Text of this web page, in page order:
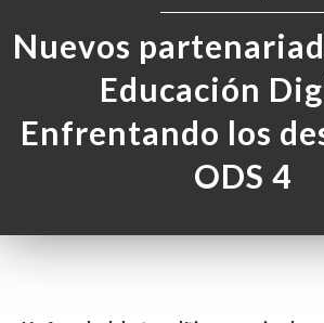
Nuevos
Educación
Enfrentando los
ODS 4